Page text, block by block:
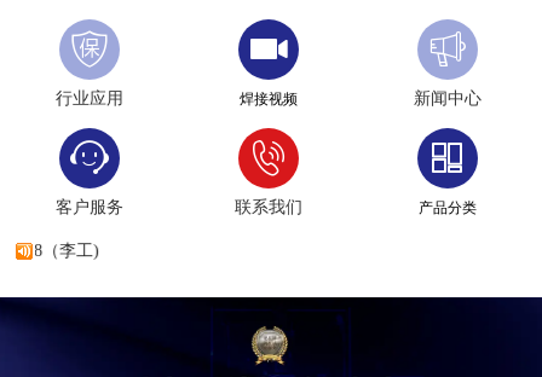
行业应用 焊接视频 新闻中心
客户服务 联系我们 产品分类
（李工)